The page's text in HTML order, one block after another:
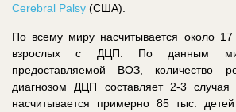
Cerebral Palsy (США).
По всему миру насчитывается около
взрослых с ДЦП. По данным
предоставляемой ВОЗ, количество
диагнозом ДЦП составляет 2-3
насчитывается примерно 85 тыс.